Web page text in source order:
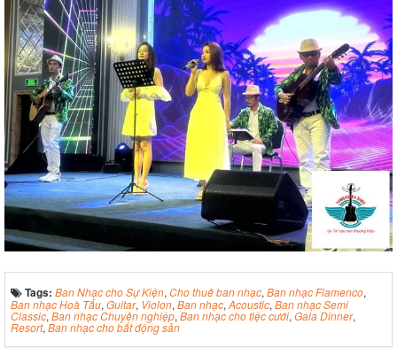
Tags: Ban Nhạc cho Sự Kiện, Cho thuê ban nhạc, Ban nhạc Flamenco,
Ban nhạc Hoà Tấu, Guitar, Violon, Ban nhạc, Acoustic, Ban nhạc Semi
Classic, Ban nhạc Chuyên nghiệp, Ban nhạc cho tiệc cưới, Gala Dinner,
Resort,Ban nhạc cho bất động sản